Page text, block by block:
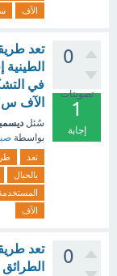
الآف
0
تصويتات
1
إجابة
تعد
في
الآف
سُئل ديسمبر 4،
بواسطة
تعد
بالحبال
الآف
0
تعد